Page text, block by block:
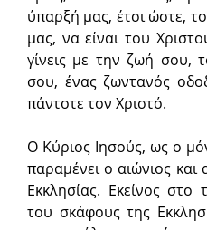
ύπαρξή μας, έτσι ώστε,
μας, να είναι του
γίνεις με την ζωή σου,
σου, ένας ζωντανός
πάντοτε τον Χριστό.
Ο Κύριος Ιησούς, ως ο
παραμένει ο αιώνιος και
Εκκλησίας. Εκείνος στο
του σκάφους της